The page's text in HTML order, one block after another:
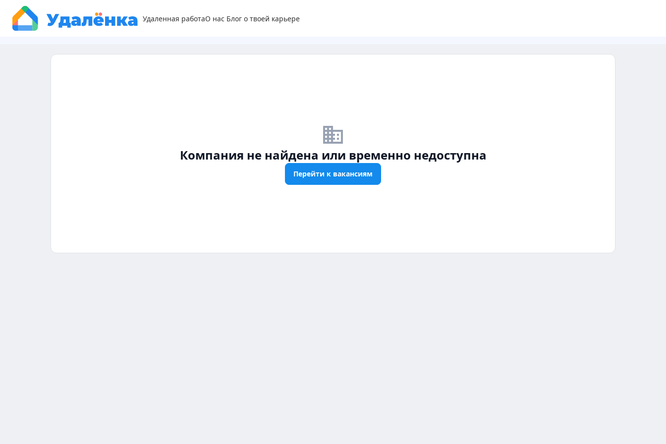
Удаленная работаО нас Блог о твоей карьере
business_off
Компания не найдена или временно недоступна
Перейти к вакансиям